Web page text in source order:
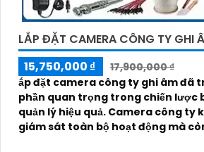
LẮP ĐẶT CAMERA CÔNG TY GHI
15,750,000 ₫
17,900,000 ₫
ắp đặt camera công ty ghi âm đã
phần quan trọng trong chiến lược
quản lý hiệu quả. Camera công ty không chỉ giúp
giám sát toàn bộ hoạt động mà